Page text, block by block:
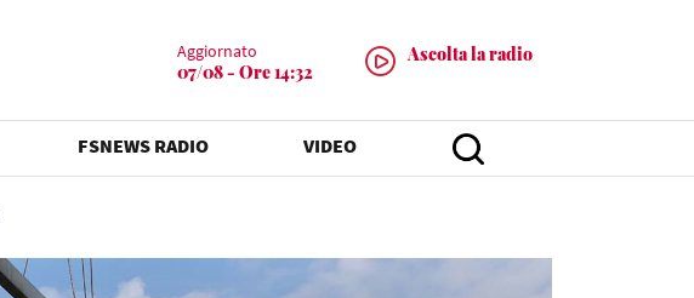
Aggiornato
07/08 - Ore 14:32
Ascolta la radio
FSNEWS RADIO VIDEO